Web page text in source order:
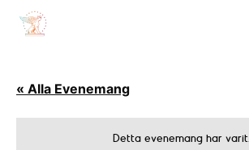
« Alla Evenemang
Detta evenemang har varit.